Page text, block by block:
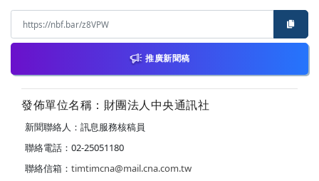
推廣新聞稿
發佈單位名稱：財團法人中央通訊社
新聞聯絡人：訊息服務核稿員
聯絡電話：02-25051180
聯絡信箱： timtimcna@mail.cna.com.tw